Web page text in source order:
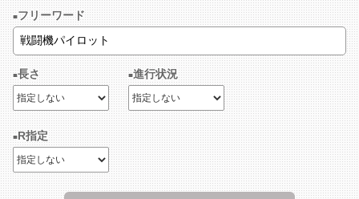
フリーワード
長さ 進行状況
R指定